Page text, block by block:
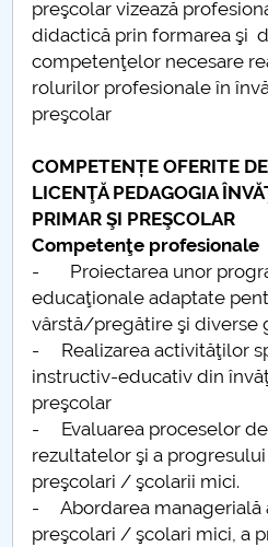
Parteneri CUP
Centrul de Consiliere și
Chestionar angajabilitate
CAR2026
MENIU CANTINA
Pedagogia
Pedagogia
Pedagogia
(Alexandria)
Pedagogia
(Campulung)
preşcolar vizează
didactică prin formarea şi
competenţelor necesare
rolurilor profesionale în
preşcolar
COMPETENȚE OFERITE
LICENŢĂ PEDAGOGIA
PRIMAR ŞI PREŞCOLAR
Competenţe profesionale
- Proiectarea unor
educaţionale adaptate
vârstă/pregătire şi diverse
- Realizarea activităţilor
instructiv-educativ din
preşcolar
- Evaluarea proceselor de
rezultatelor şi a
preşcolari / şcolarii mici.
- Abordarea managerială
preşcolari / şcolari mici, a